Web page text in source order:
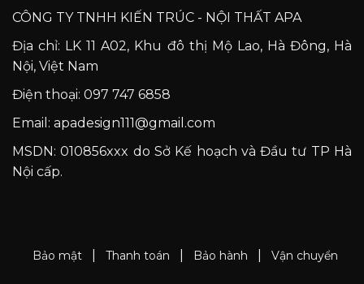
CÔNG TY TNHH KIẾN TRÚC - NỘI THẤT APA
Địa chỉ: LK 11 A02, Khu đô thị Mộ Lao, Hà Đông, Hà
Nội, Việt Nam
Điện thoại: 097 747 6858
Email: apadesign111@gmail.com
MSDN: 010856xxx do Sở Kế hoạch và Đầu tư TP Hà
Nội cấp.
Bảo mật Thanh toán Bảo hành Vận chuyển